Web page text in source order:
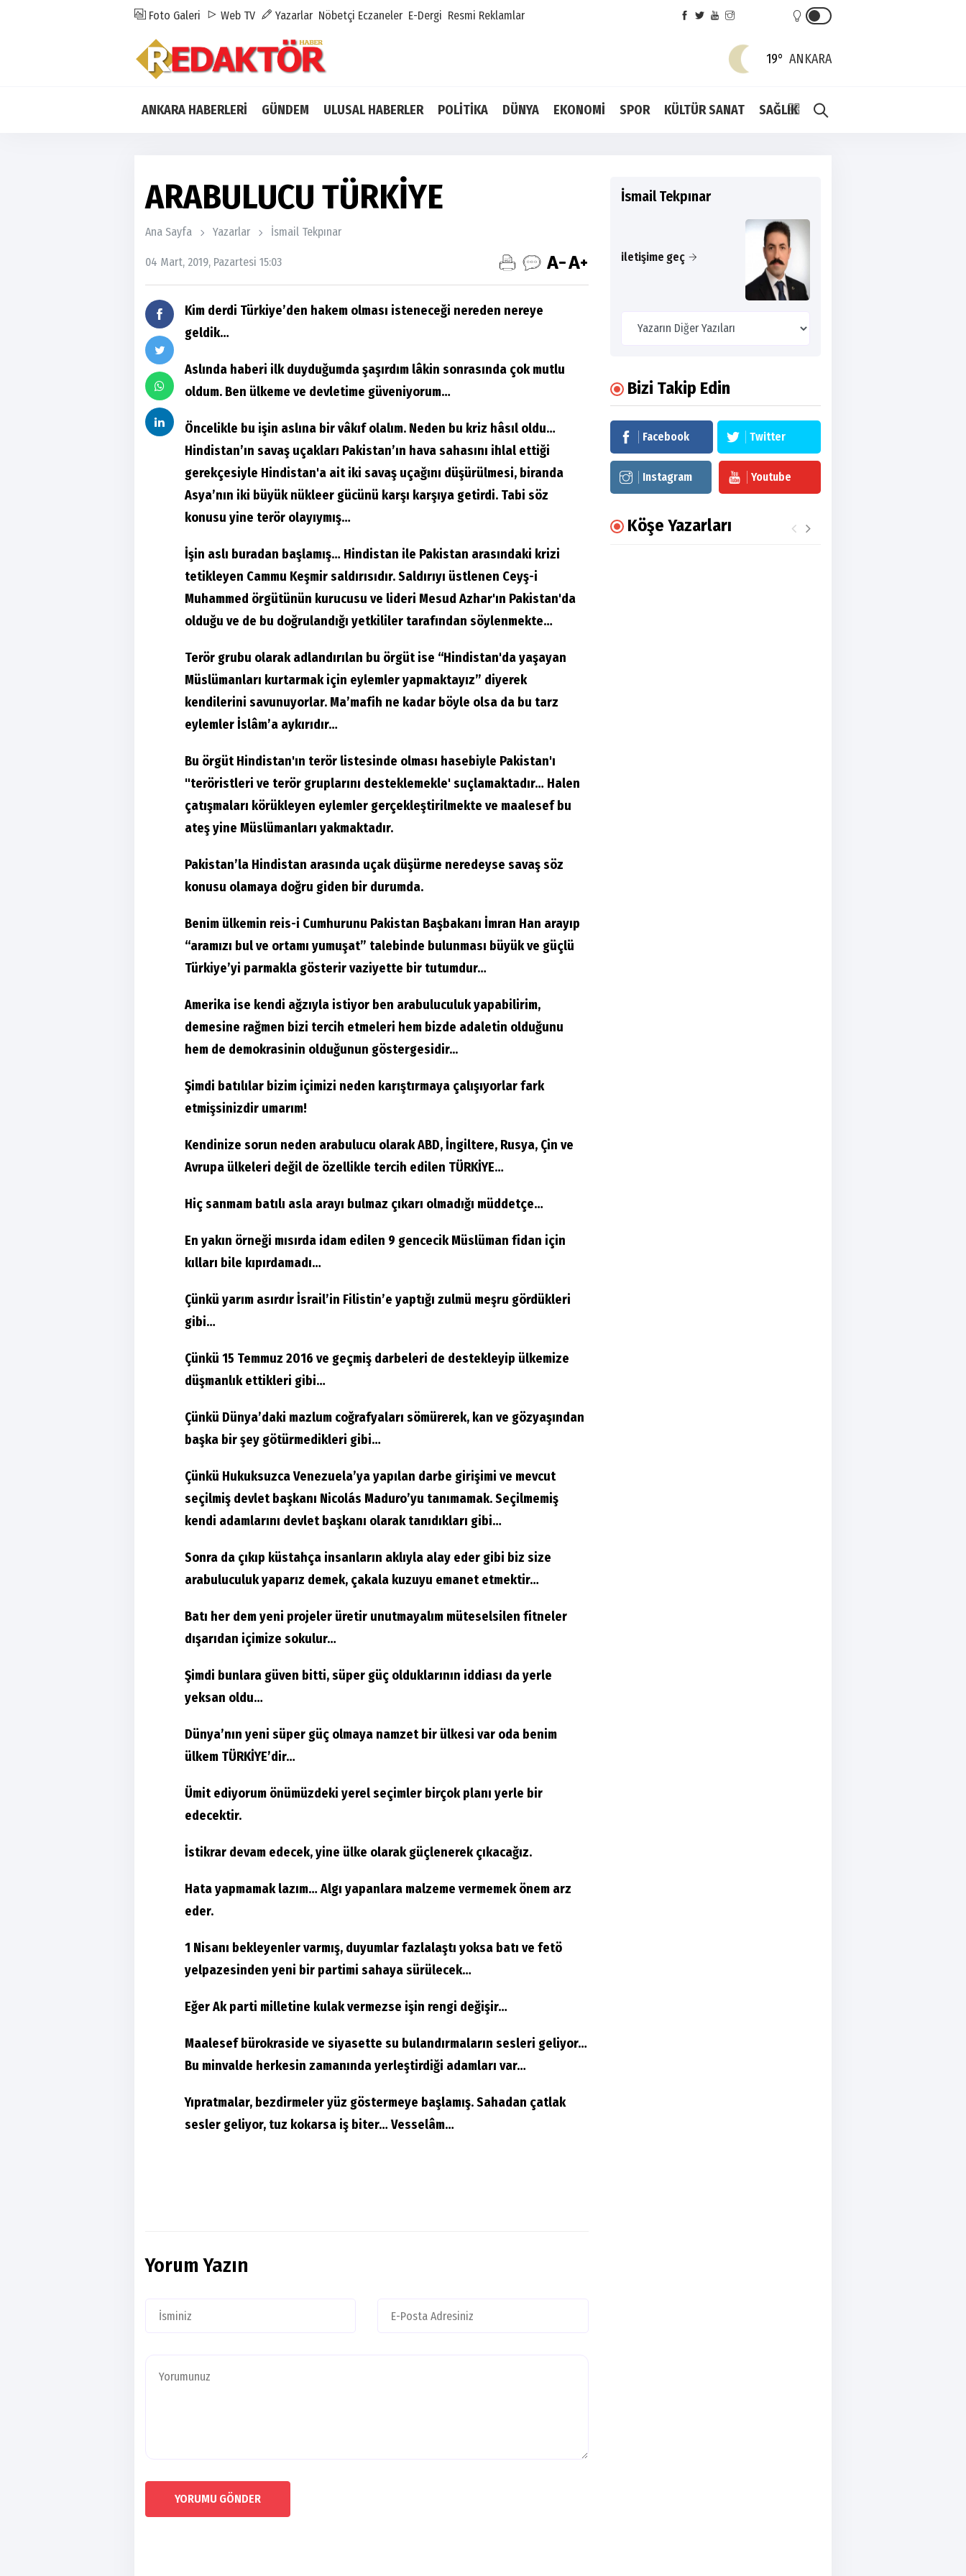
Foto Galeri Web TV Yazarlar Nöbetçi Eczaneler E-Dergi Resmi Reklamlar
19° ANKARA
ANKARA HABERLERİ GÜNDEM ULUSAL HABERLER POLİTİKA DÜNYA EKONOMİ SPOR KÜLTÜR SANAT SAĞLIK
ARABULUCU TÜRKİYE
Ana Sayfa Yazarlar İsmail Tekpınar
04 Mart, 2019, Pazartesi 15:03
Kim derdi Türkiye’den hakem olması isteneceği nereden nereye
geldik…
Aslında haberi ilk duyduğumda şaşırdım lâkin sonrasında çok mutlu
oldum. Ben ülkeme ve devletime güveniyorum…
Öncelikle bu işin aslına bir vâkıf olalım. Neden bu kriz hâsıl oldu…
Hindistan’ın savaş uçakları Pakistan’ın hava sahasını ihlal ettiği
gerekçesiyle Hindistan'a ait iki savaş uçağını düşürülmesi, biranda
Asya’nın iki büyük nükleer gücünü karşı karşıya getirdi. Tabi söz
konusu yine terör olayıymış…
İşin aslı buradan başlamış… Hindistan ile Pakistan arasındaki krizi
tetikleyen Cammu Keşmir saldırısıdır. Saldırıyı üstlenen Ceyş-i
Muhammed örgütünün kurucusu ve lideri Mesud Azhar'ın Pakistan'da
olduğu ve de bu doğrulandığı yetkililer tarafından söylenmekte…
Terör grubu olarak adlandırılan bu örgüt ise “Hindistan'da yaşayan
Müslümanları kurtarmak için eylemler yapmaktayız” diyerek
kendilerini savunuyorlar. Ma’mafih ne kadar böyle olsa da bu tarz
eylemler İslâm’a aykırıdır…
Bu örgüt Hindistan'ın terör listesinde olması hasebiyle Pakistan'ı
"teröristleri ve terör gruplarını desteklemekle' suçlamaktadır… Halen
çatışmaları körükleyen eylemler gerçekleştirilmekte ve maalesef bu
ateş yine Müslümanları yakmaktadır.
Pakistan’la Hindistan arasında uçak düşürme neredeyse savaş söz
konusu olamaya doğru giden bir durumda.
Benim ülkemin reis-i Cumhurunu Pakistan Başbakanı İmran Han arayıp
“aramızı bul ve ortamı yumuşat” talebinde bulunması büyük ve güçlü
Türkiye’yi parmakla gösterir vaziyette bir tutumdur…
Amerika ise kendi ağzıyla istiyor ben arabuluculuk yapabilirim,
demesine rağmen bizi tercih etmeleri hem bizde adaletin olduğunu
hem de demokrasinin olduğunun göstergesidir...
Şimdi batılılar bizim içimizi neden karıştırmaya çalışıyorlar fark
etmişsinizdir umarım!
Kendinize sorun neden arabulucu olarak ABD, İngiltere, Rusya, Çin ve
Avrupa ülkeleri değil de özellikle tercih edilen TÜRKİYE…
Hiç sanmam batılı asla arayı bulmaz çıkarı olmadığı müddetçe…
En yakın örneği mısırda idam edilen 9 gencecik Müslüman fidan için
kılları bile kıpırdamadı…
Çünkü yarım asırdır İsrail’in Filistin’e yaptığı zulmü meşru gördükleri
gibi…
Çünkü 15 Temmuz 2016 ve geçmiş darbeleri de destekleyip ülkemize
düşmanlık ettikleri gibi…
Çünkü Dünya’daki mazlum coğrafyaları sömürerek, kan ve gözyaşından
başka bir şey götürmedikleri gibi…
Çünkü Hukuksuzca Venezuela’ya yapılan darbe girişimi ve mevcut
seçilmiş devlet başkanı Nicolás Maduro’yu tanımamak. Seçilmemiş
kendi adamlarını devlet başkanı olarak tanıdıkları gibi…
Sonra da çıkıp küstahça insanların aklıyla alay eder gibi biz size
arabuluculuk yaparız demek, çakala kuzuyu emanet etmektir…
Batı her dem yeni projeler üretir unutmayalım müteselsilen fitneler
dışarıdan içimize sokulur…
Şimdi bunlara güven bitti, süper güç olduklarının iddiası da yerle
yeksan oldu…
Dünya’nın yeni süper güç olmaya namzet bir ülkesi var oda benim
ülkem TÜRKİYE’dir…
Ümit ediyorum önümüzdeki yerel seçimler birçok planı yerle bir
edecektir.
İstikrar devam edecek, yine ülke olarak güçlenerek çıkacağız.
Hata yapmamak lazım… Algı yapanlara malzeme vermemek önem arz
eder.
1 Nisanı bekleyenler varmış, duyumlar fazlalaştı yoksa batı ve fetö
yelpazesinden yeni bir partimi sahaya sürülecek…
Eğer Ak parti milletine kulak vermezse işin rengi değişir…
Maalesef bürokraside ve siyasette su bulandırmaların sesleri geliyor…
Bu minvalde herkesin zamanında yerleştirdiği adamları var…
Yıpratmalar, bezdirmeler yüz göstermeye başlamış. Sahadan çatlak
sesler geliyor, tuz kokarsa iş biter… Vesselâm…
Yorum Yazın
YORUMU GÖNDER
İsmail Tekpınar
iletişime geç
Bizi Takip Edin
Facebook Twitter
Instagram Youtube
Köşe Yazarları